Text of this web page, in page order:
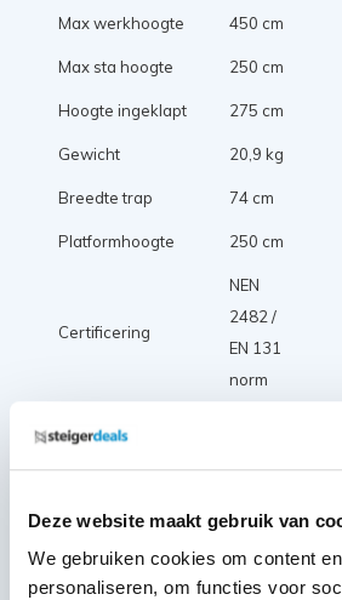
Deze website maakt gebruik van
We gebruiken cookies om content
personaliseren, om functies voor
Max werkhoogte 450 cm
Max sta hoogte 250 cm
Hoogte ingeklapt 275 cm
Gewicht 20,9 kg
Breedte trap 74 cm
Platformhoogte 250 cm
Certificering
NEN
2482 /
EN 131
norm
Diepte
treden